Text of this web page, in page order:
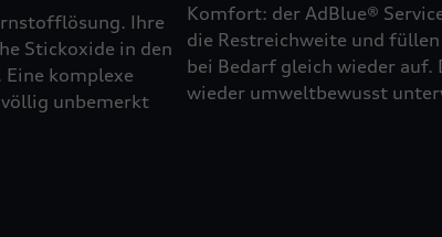
Ihre
Stickoxide in den
Eine komplexe
völlig unbemerkt
Komfort: der AdBlue®
die Restreichweite und
bei Bedarf gleich wieder auf.
wieder umweltbewusst